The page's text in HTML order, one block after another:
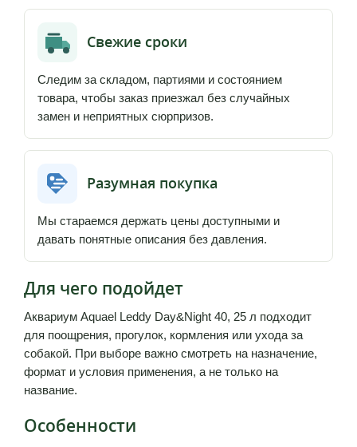
Свежие сроки
Следим за складом, партиями и состоянием
товара, чтобы заказ приезжал без случайных
замен и неприятных сюрпризов.
Разумная покупка
Мы стараемся держать цены доступными и
давать понятные описания без давления.
Для чего подойдет
Аквариум Aquael Leddy Day&Night 40, 25 л подходит
для поощрения, прогулок, кормления или ухода за
собакой. При выборе важно смотреть на назначение,
формат и условия применения, а не только на
название.
Особенности